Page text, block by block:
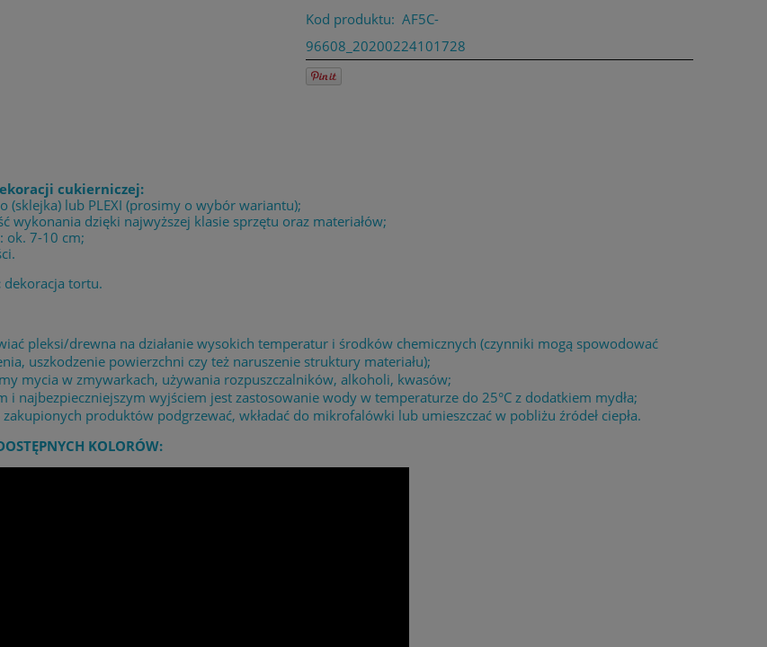
Kod produktu: AF5C-
96608_20200224101728
cukierniczej:
(sklejka) lub PLEXI (prosimy o wybór wariantu);
wykonania dzięki najwyższej klasie sprzętu oraz materiałów;
ok. 7-10 cm;
dekoracja tortu.
pleksi/drewna na działanie wysokich temperatur i środków chemicznych (czynniki mogą spowodować
uszkodzenie powierzchni czy też naruszenie struktury materiału);
mycia w zmywarkach, używania rozpuszczalników, alkoholi, kwasów;
i najbezpieczniejszym wyjściem jest zastosowanie wody w temperaturze do 25°C z dodatkiem mydła;
zakupionych produktów podgrzewać, wkładać do mikrofalówki lub umieszczać w pobliżu źródeł ciepła.
KOLORÓW: